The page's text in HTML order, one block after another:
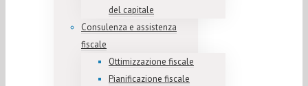
del capitale
Consulenza e assistenza
fiscale
Ottimizzazione fiscale
Pianificazione fiscale